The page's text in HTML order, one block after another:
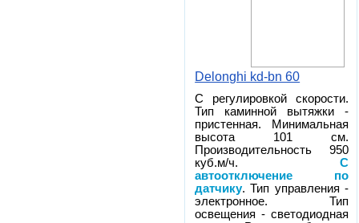
Delonghi kd-bn 60
С регулировкой скорости.
Тип каминной вытяжки -
пристенная. Минимальная
высота 101 см.
Производительность 950
куб.м/ч.С
автоотключение по
датчику. Тип управления -
электронное. Тип
освещения - светодиодная